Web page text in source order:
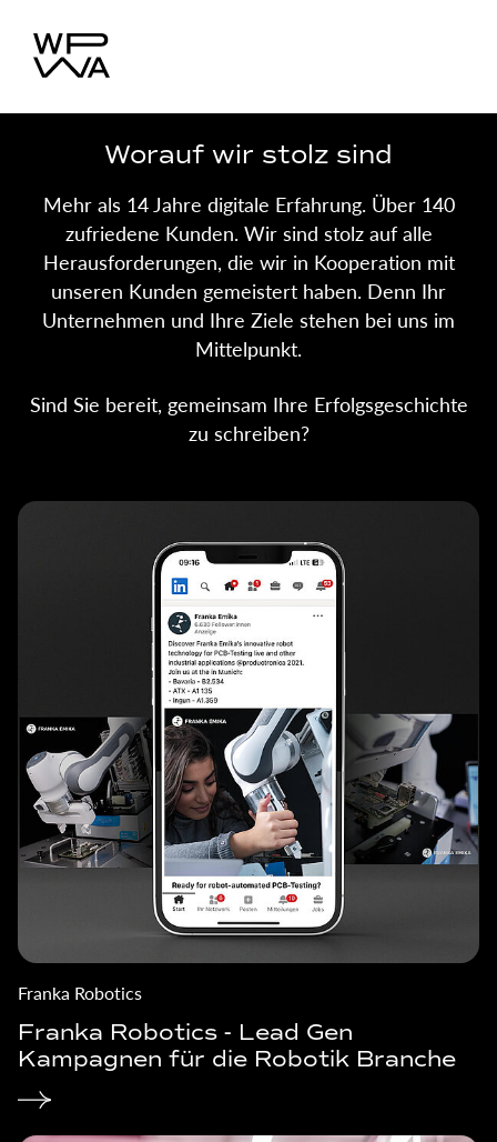
Worauf wir stolz sind
Mehr als 14 Jahre digitale Erfahrung. Über 140
zufriedene Kunden. Wir sind stolz auf alle
Herausforderungen, die wir in Kooperation mit
unseren Kunden gemeistert haben. Denn Ihr
Unternehmen und Ihre Ziele stehen bei uns im
Mittelpunkt.
Sind Sie bereit, gemeinsam Ihre Erfolgsgeschichte
zu schreiben?
Franka Robotics
Franka Robotics - Lead Gen
Kampagnen für die Robotik Branche